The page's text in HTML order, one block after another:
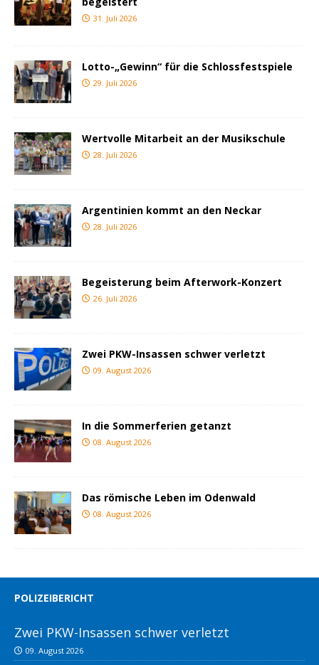
31. Juli 2026
Lotto-„Gewinn“ für die Schlossfestspiele
29. Juli 2026
Wertvolle Mitarbeit an der Musikschule
28. Juli 2026
Argentinien kommt an den Neckar
28. Juli 2026
Begeisterung beim Afterwork-Konzert
26. Juli 2026
Zwei PKW-Insassen schwer verletzt
09. August 2026
In die Sommerferien getanzt
08. August 2026
Das römische Leben im Odenwald
08. August 2026
POLIZEIBERICHT
Zwei PKW-Insassen schwer verletzt
09. August 2026